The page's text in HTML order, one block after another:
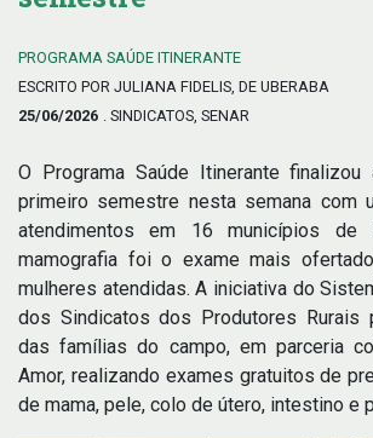
PROGRAMA SAÚDE ITINERANTE
ESCRITO POR JULIANA FIDELIS, DE UBERABA
25/06/2026 . SINDICATOS, SENAR
O Programa Saúde Itinerante
primeiro semestre nesta semana com
atendimentos em 16 municípios de
mamografia foi o exame mais
mulheres atendidas. A iniciativa do
dos Sindicatos dos Produtores Rurais
das famílias do campo, em parceria
Amor, realizando exames gratuitos de
de mama, pele, colo de útero, intestino e